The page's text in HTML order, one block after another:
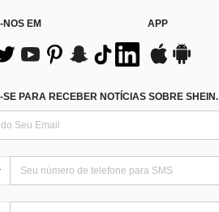
NOS EM APP
PARA RECEBER NOTÍCIAS SOBRE SHEIN.